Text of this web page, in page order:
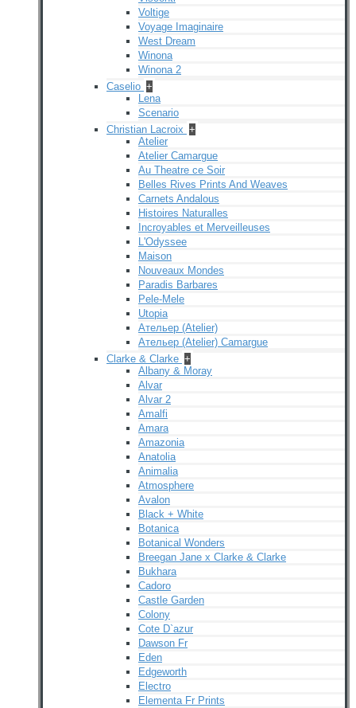
Voltige
Voyage Imaginaire
West Dream
Winona
Winona 2
Caselio +
Lena
Scenario
Christian Lacroix +
Atelier
Atelier Camargue
Au Theatre ce Soir
Belles Rives Prints And Weaves
Carnets Andalous
Histoires Naturalles
Incroyables et Merveilleuses
L'Odyssee
Maison
Nouveaux Mondes
Paradis Barbares
Pele-Mele
Utopia
Ательер (Atelier)
Ательер (Atelier) Camargue
Clarke & Clarke +
Albany & Moray
Alvar
Alvar 2
Amalfi
Amara
Amazonia
Anatolia
Animalia
Atmosphere
Avalon
Black + White
Botanica
Botanical Wonders
Breegan Jane x Clarke & Clarke
Bukhara
Cadoro
Castle Garden
Colony
Cote D`azur
Dawson Fr
Eden
Edgeworth
Electro
Elementa Fr Prints